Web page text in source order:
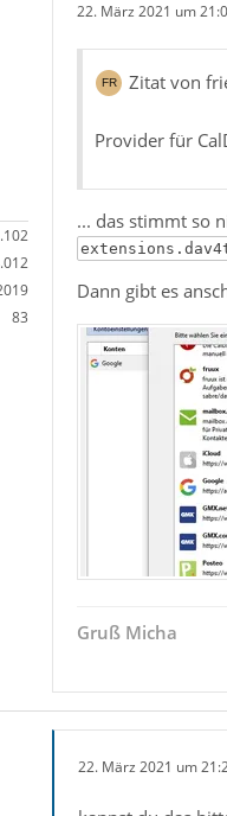
83
22. März 2021 um
Zitat von
Provider für
... das stimmt so
Dann gibt es
Gruß Micha
22. März 2021 um